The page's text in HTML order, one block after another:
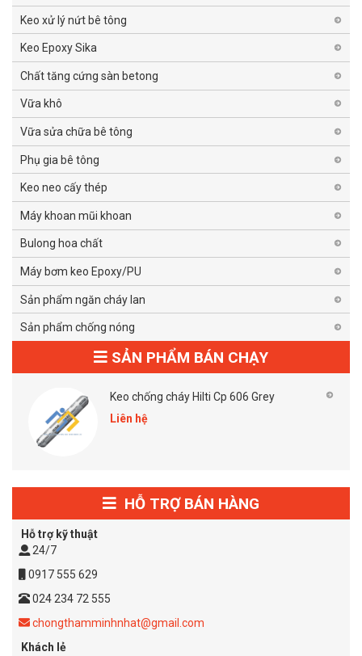
Keo xử lý nứt bê tông
Keo Epoxy Sika
Chất tăng cứng sàn betong
Vữa khô
Vữa sửa chữa bê tông
Phụ gia bê tông
Keo neo cấy thép
Máy khoan mũi khoan
Bulong hoa chất
Máy bơm keo Epoxy/PU
Sản phẩm ngăn cháy lan
Sản phẩm chống nóng
SẢN PHẨM BÁN CHẠY
Keo chống cháy Hilti Cp 606 Grey
Liên hệ
HỖ TRỢ BÁN HÀNG
Hỗ trợ kỹ thuật
24/7
0917 555 629
024 234 72 555
chongthamminhnhat@gmail.com
Khách lẻ